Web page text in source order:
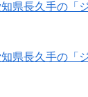
県長久手の「
県長久手の「